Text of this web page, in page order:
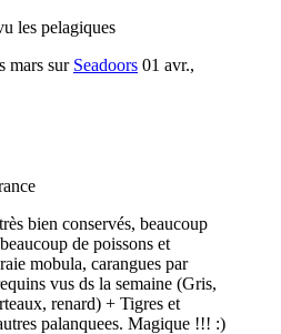
les pelagiques
mars sur Seadoors 01 avr.,
bien conservés, beaucoup
de poissons et
mobula, carangues par
vus ds la semaine (Gris,
renard) + Tigres et
palanquees. Magique !!! :)